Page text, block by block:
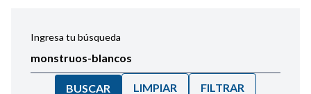
Ingresa tu búsqueda
BUSCAR LIMPIAR FILTRAR